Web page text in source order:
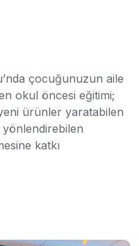
çocuğunuzun aile
okul öncesi eğitimi;
ürünler yaratabilen
yönlendirebilen
katkı